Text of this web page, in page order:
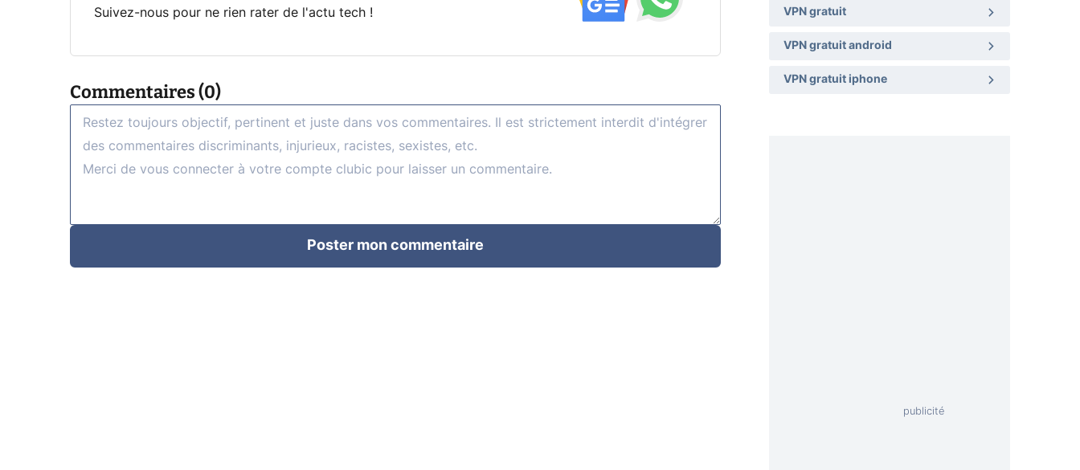
Suivez-nous pour ne rien rater de l'actu tech !
Commentaires (0)
Poster mon commentaire
VPN gratuit
VPN gratuit android
VPN gratuit iphone